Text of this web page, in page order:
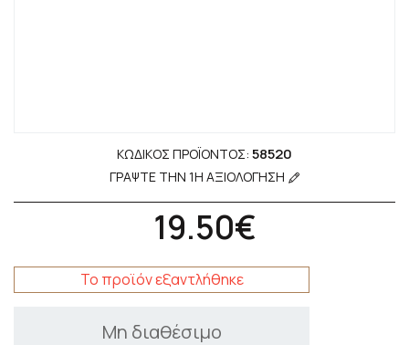
ΚΩΔΙΚΌΣ ΠΡΟΪΌΝΤΟΣ: 58520
ΓΡΆΨΤΕ ΤΗΝ 1Η ΑΞΙΟΛΌΓΗΣΗ
19.50€
Το προϊόν εξαντλήθηκε
Μη διαθέσιμο